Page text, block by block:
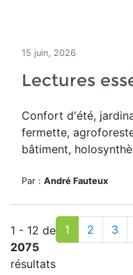
15 juin, 2026
Lectures
Confort d'été,
fermette,
bâtiment,
Par : André Fauteux
1 - 12 de
2075
résultats
1 2 3